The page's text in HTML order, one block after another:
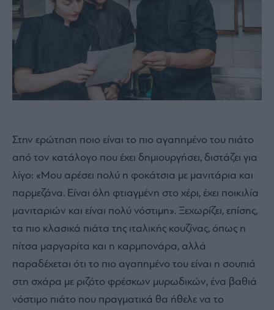
Στην ερώτηση ποιο είναι το πιο αγαπημένο του πιάτο
από τον κατάλογο που έχει δημιουργήσει, διστάζει για
λίγο: «Μου αρέσει πολύ η φοκάτσια με μανιτάρια και
παρμεζάνα. Είναι όλη φτιαγμένη στο χέρι, έχει ποικιλία
μανιταριών και είναι πολύ νόστιμη». Ξεχωρίζει, επίσης,
τα πιο κλασικά πιάτα της ιταλικής κουζίνας, όπως η
πίτσα μαργαρίτα και η καρμπονάρα, αλλά
παραδέχεται ότι το πιο αγαπημένο του είναι η σουπιά
στη σχάρα με ριζότο φρέσκων μυρωδικών, ένα βαθιά
νόστιμο πιάτο που πραγματικά θα ήθελε να το